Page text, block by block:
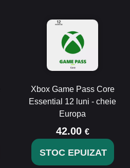
Xbox Game Pass Core
Essential 12 luni - cheie
Europa
42.00 €
STOC EPUIZAT